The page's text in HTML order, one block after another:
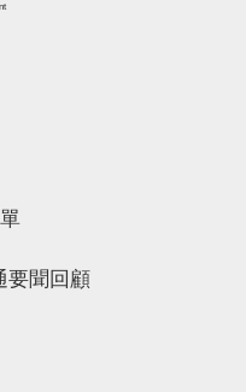
要聞回顧